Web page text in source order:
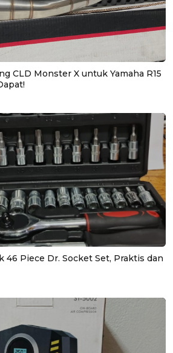
CLD Monster X untuk Yamaha R15
46 Piece Dr. Socket Set, Praktis dan